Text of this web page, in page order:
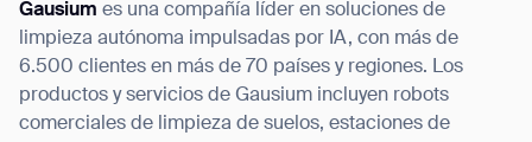
Gausium es una compañía líder en soluciones de
limpieza autónoma impulsadas por IA, con más de
6.500 clientes en más de 70 países y regiones. Los
productos y servicios de Gausium incluyen robots
comerciales de limpieza de suelos, estaciones de